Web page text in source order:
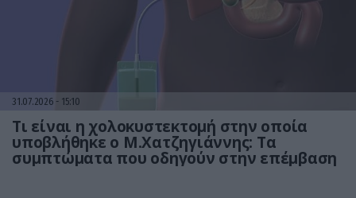
31.07.2026 15:10
Τι είναι η χολοκυστεκτομή στην οποία
υποβλήθηκε ο Μ.Χατζηγιάννης: Tα
συμπτώματα που οδηγούν στην επέμβαση